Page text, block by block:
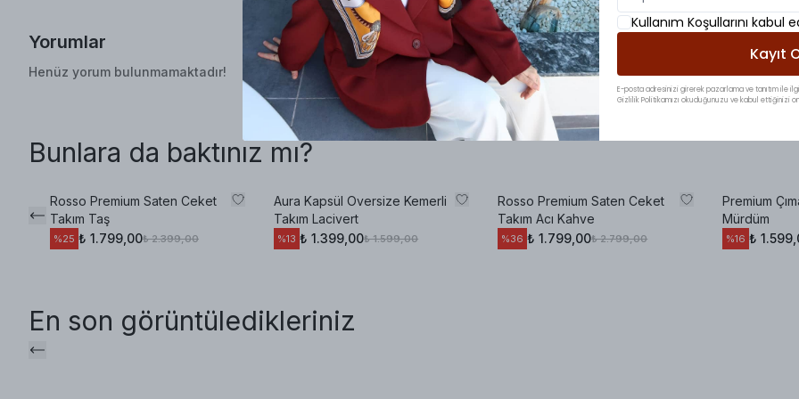
Yorumlar
Henüz yorum bulunmamaktadır!
Bunlara da baktınız mı?
Rosso Premium Saten Ceket
Takım Taş
%25 ₺ 1.799,00₺ 2.399,00
Aura Kapsül Oversize Kemerli
Takım Lacivert
%13 ₺ 1.399,00₺ 1.599,00
Rosso Premium Saten Ceket
Takım Acı Kahve
%36 ₺ 1.799,00₺ 2.799,00
Premium
Mürdüm
%16 ₺
En son görüntüledikleriniz
Kullanım Koşullarını kabul
Kayıt
E-posta adresinizi girerek pazarlama ve tanıtım ile
Gizlilik Politikamızı okuduğunuzu ve kabul ettiğinizi